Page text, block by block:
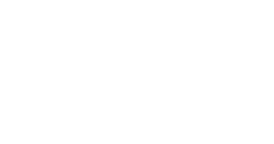
schnell gewechselt werden.
abzurollen.